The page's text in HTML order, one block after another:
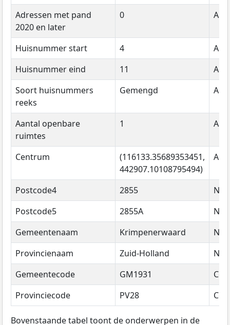
Adressen met pand
2020 en later
0
Huisnummer start 4
Huisnummer eind
11
Soort huisnummers
reeks
Gemengd
Aantal openbare
ruimtes
1
Centrum
(116133.35689353451,
442907.10108795494)
Postcode4 2855
Postcode5
2855A
Gemeentenaam
Krimpenerwaard
Provincienaam
Zuid-Holland
Gemeentecode
GM1931
Provinciecode
PV28
Bovenstaande tabel toont de onderwerpen in de